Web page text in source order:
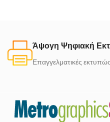
Άψογη Ψηφιακή
Επαγγελματικές